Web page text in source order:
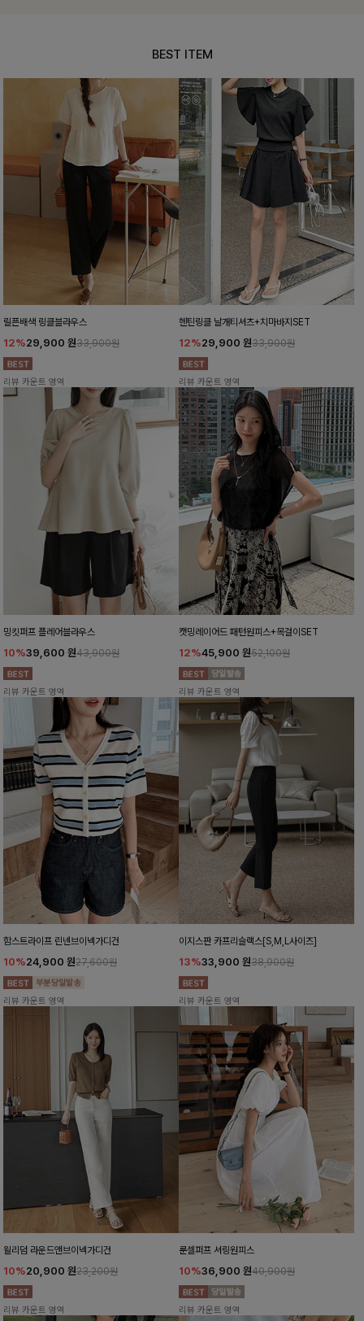
BEST ITEM
릴픈배색 링클블라우스
12%29,900 원33,900원
리뷰 카운트 영역
헨틴링클 날개티셔츠+치마바지SET
12%29,900 원33,900원
리뷰 카운트 영역
밍킷퍼프 플레어블라우스
10%39,600 원43,900원
리뷰 카운트 영역
캣밍레이어드 패턴원피스+목걸이SET
12%45,900 원52,100원
리뷰 카운트 영역
함스트라이프 린넨브이넥가디건
10%24,900 원27,600원
리뷰 카운트 영역
이지스판 카프리슬랙스[S,M,L사이즈]
13%33,900 원38,900원
리뷰 카운트 영역
윌리덤 라운드앤브이넥가디건
10%20,900 원23,200원
리뷰 카운트 영역
룬셀퍼프 셔링원피스
10%36,900 원40,900원
리뷰 카운트 영역